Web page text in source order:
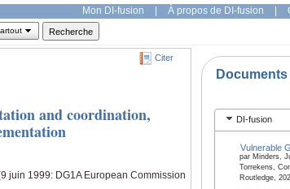
Mon DI-fusion | À propos de DI-fusion |
Citer
and coordination,
juin 1999: DG1A European Commission
DI-fusion
Vulnerable
par Minders,
Torrekens,
Routledge,